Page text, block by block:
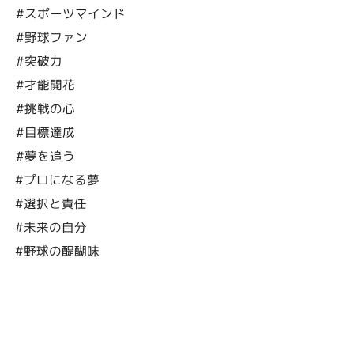
#スポーツマインド
#野球ファン
#突破力
#才能開花
#挑戦の心
#目標達成
#夢を追う
#プロになる夢
#選択と責任
#未来の自分
#野球の醍醐味